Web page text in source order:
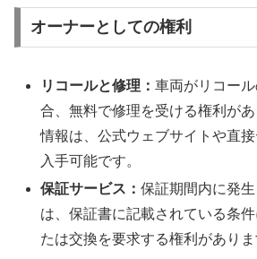
オーナーとしての権利
リコールと修理：車両がリコー
合、無料で修理を受ける権利が
情報は、公式ウェブサイトや直
入手可能です。
保証サービス：保証期間内に発
は、保証書に記載されている条
たは交換を要求する権利がありま